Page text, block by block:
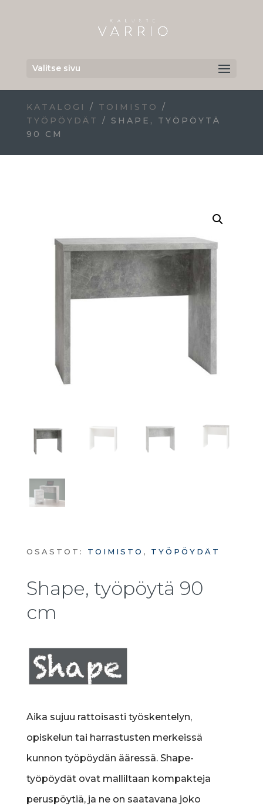
Valitse sivu
KATALOGI / TOIMISTO
/
TYÖPÖYDÄT
/ SHAPE, TYÖPÖYTÄ
90 CM
OSASTOT: TOIMISTO , TYÖPÖYDÄT
Shape, työpöytä 90
cm
Aika sujuu rattoisasti työskentelyn,
opiskelun tai harrastusten merkeissä
kunnon työpöydän ääressä. Shape-
työpöydät ovat malliltaan kompakteja
peruspöytiä, ja ne on saatavana joko